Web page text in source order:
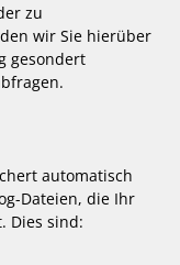
zu
wir Sie hierüber
gesondert
automatisch
Dateien, die Ihr
Dies sind: